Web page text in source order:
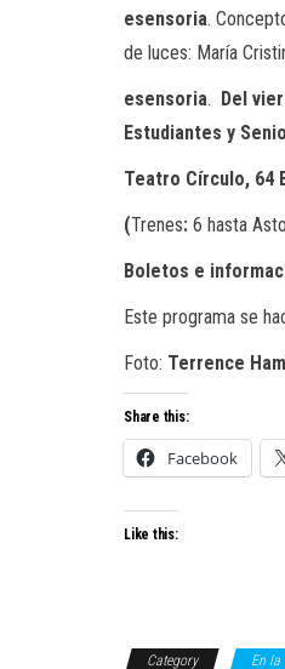
esensoria.
de luces: María
esensoria. Del
Estudiantes y
Teatro Círculo, 64
(Trenes: 6 hasta
Boletos e
Este programa se
Foto: Terrence
Share this:
Facebook
Like this:
Category En la